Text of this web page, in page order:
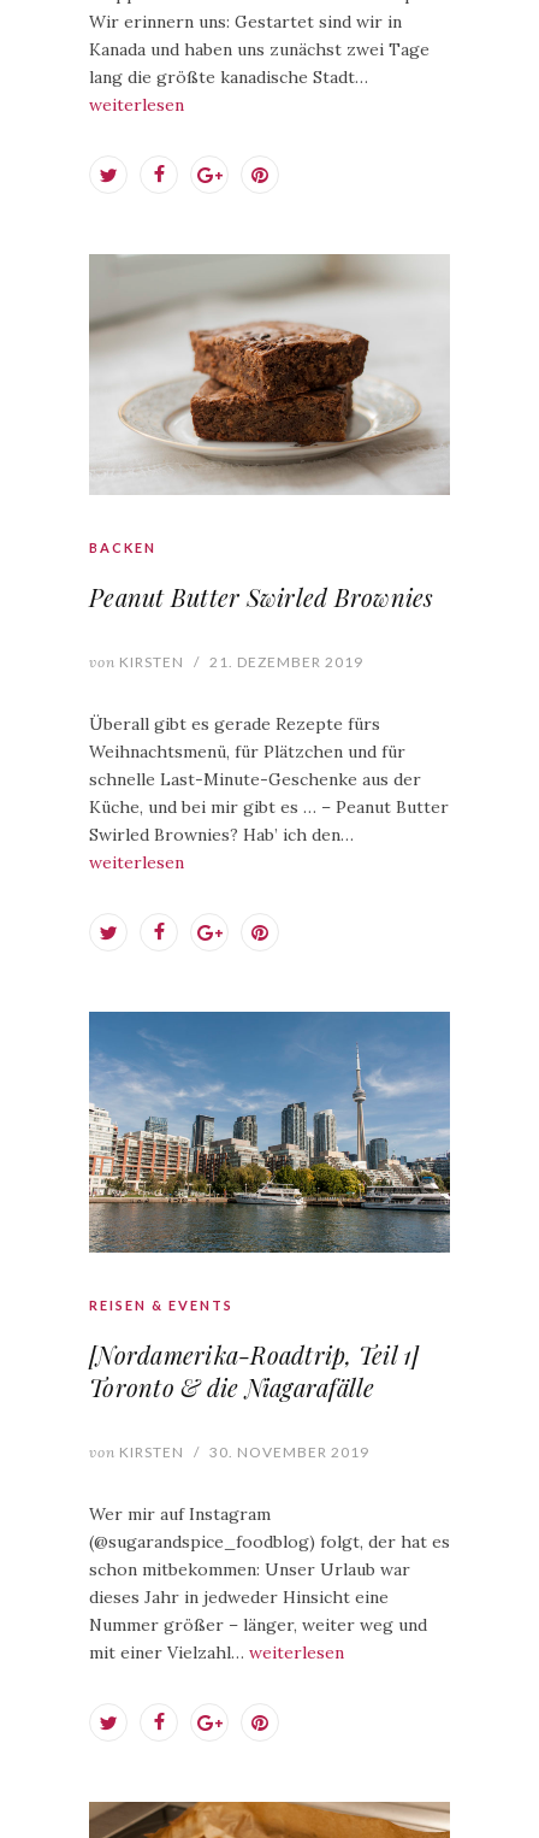
Wir erinnern uns: Gestartet sind wir in
Kanada und haben uns zunächst zwei Tage
lang die größte kanadische Stadt…
weiterlesen
BACKEN
Peanut Butter Swirled Brownies
von KIRSTEN / 21. DEZEMBER 2019
Überall gibt es gerade Rezepte fürs
Weihnachtsmenü, für Plätzchen und für
schnelle Last-Minute-Geschenke aus der
Küche, und bei mir gibt es … – Peanut Butter
Swirled Brownies? Hab’ ich den…
weiterlesen
REISEN & EVENTS
[Nordamerika-Roadtrip, Teil 1]
Toronto & die Niagarafälle
von KIRSTEN / 30. NOVEMBER 2019
Wer mir auf Instagram
(@sugarandspice_foodblog) folgt, der hat es
schon mitbekommen: Unser Urlaub war
dieses Jahr in jedweder Hinsicht eine
Nummer größer – länger, weiter weg und
mit einer Vielzahl… weiterlesen